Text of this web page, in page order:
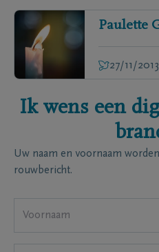
Paulette
27/11/2013
Ik wens een
Uw naam en voornaam
rouwbericht.